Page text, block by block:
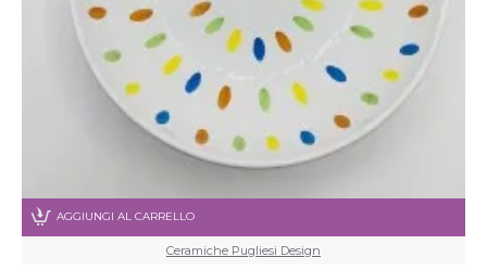
Ceramiche Pugliesi Design
AGGIUNGI AL CARRELLO